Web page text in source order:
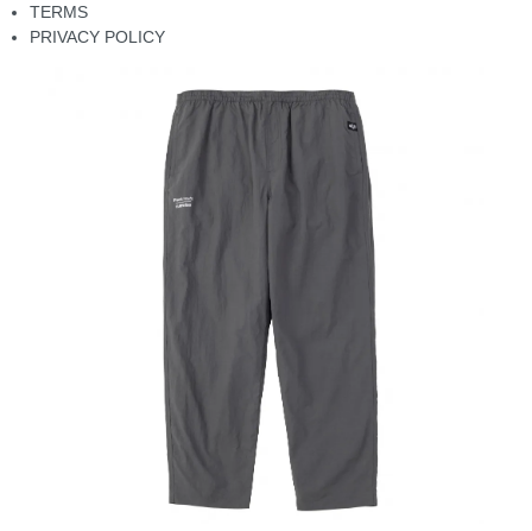
TERMS
PRIVACY POLICY